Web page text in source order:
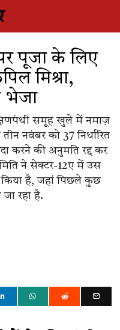
पूजा के लिए
मिश्रा,
भेजा
समूह खुले में नमाज़
नवंबर को 37 निर्धारित
करने की अनुमति रद्द कर
ने सेक्टर-12ए में उस
किया है, जहां पिछले कुछ
रहा है.